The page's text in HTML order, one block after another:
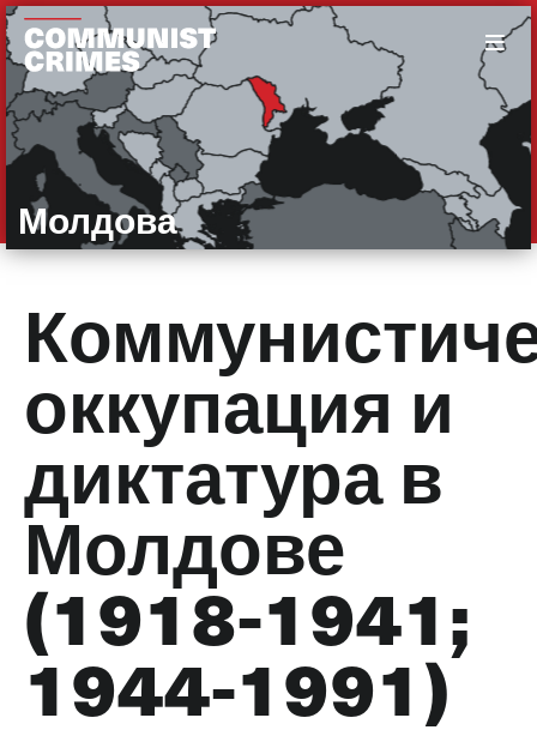
Молдова
оккупация и
диктатура в
Молдове
(1918-1941;
1944-1991)